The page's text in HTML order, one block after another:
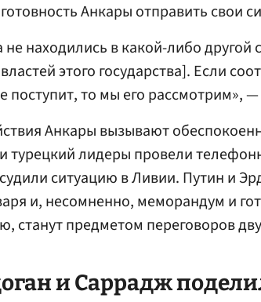
Анкары отправить свои
находились в какой-либо другой
этого государства]. Если
поступит, то мы его рассмотрим»,
Анкары вызывают
турецкий лидеры провели
ситуацию в Ливии. Путин и
и, несомненно, меморандум и
станут предметом переговоров
и Саррадж